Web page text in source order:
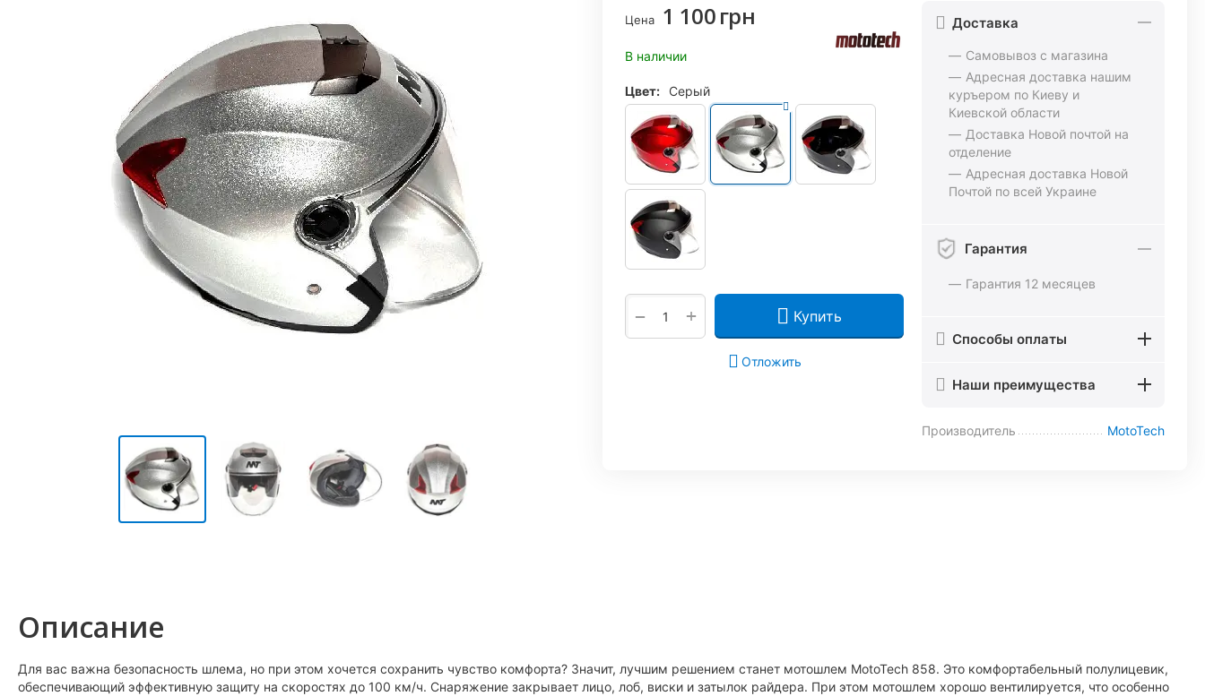
Цена 1 100грн
В наличии
Цвет: Серый
+
− Купить
Отложить
Доставка
Самовывоз с магазина
Адресная доставка нашим
куръером по Киеву и
Киевской области
Доставка Новой почтой на
отделение
Адресная доставка Новой
Почтой по всей Украине
Гарантия
Гарантия 12 месяцев
Способы оплаты
Наши преимущества
Производитель MotoTech
Описание
Для вас важна безопасность шлема, но при этом хочется сохранить чувство комфорта? Значит, лучшим решением станет мотошлем MotoTech 858. Это комфортабельный полулицевик,
обеспечивающий эффективную защиту на скоростях до 100 км/ч. Снаряжение закрывает лицо, лоб, виски и затылок райдера. При этом мотошлем хорошо вентилируется, что особенно